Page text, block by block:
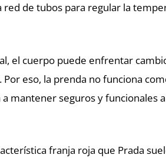
red de tubos para regular la
el cuerpo puede enfrentar
eso, la prenda no funciona
mantener seguros y funcionales
franja roja que Prada